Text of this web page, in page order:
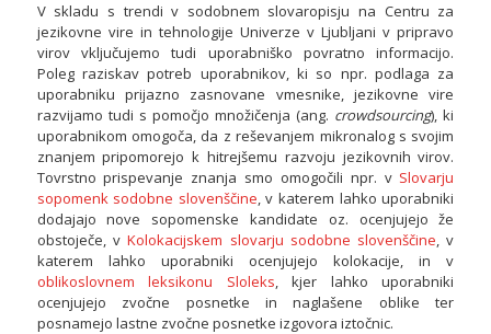
V skladu s trendi v sodobnem slovaropisju na Centru za
jezikovne vire in tehnologije Univerze v Ljubljani v pripravo
virov vključujemo tudi uporabniško povratno informacijo.
Poleg raziskav potreb uporabnikov, ki so npr. podlaga za
uporabniku prijazno zasnovane vmesnike, jezikovne vire
razvijamo tudi s pomočjo množičenja (ang. crowdsourcing), ki
uporabnikom omogoča, da z reševanjem mikronalog s svojim
znanjem pripomorejo k hitrejšemu razvoju jezikovnih virov.
Tovrstno prispevanje znanja smo omogočili npr. v Slovarju
sopomenk sodobne slovenščine, v katerem lahko uporabniki
dodajajo nove sopomenske kandidate oz. ocenjujejo že
obstoječe, vKolokacijskem slovarju sodobne slovenščine, v
katerem lahko uporabniki ocenjujejo kolokacije, in v
oblikoslovnem leksikonu Sloleks, kjer lahko uporabniki
ocenjujejo zvočne posnetke in naglašene oblike ter
posnamejo lastne zvočne posnetke izgovora iztočnic.